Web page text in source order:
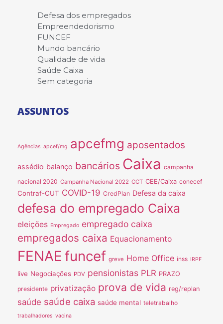
Defesa dos empregados
Empreendedorismo
FUNCEF
Mundo bancário
Qualidade de vida
Saúde Caixa
Sem categoria
ASSUNTOS
Agências apcef/mg apcefmg aposentados
assédio balanço bancários Caixa campanha
nacional 2020 Campanha Nacional 2022 CCT CEE/Caixa conecef
Contraf-CUT COVID-19 CredPlan Defesa da caixa
defesa do empregado Caixa
eleições Empregado empregado caixa
empregados caixa Equacionamento
FENAE funcef greve Home Office inss IRPF
live Negociações PDV pensionistas PLR PRAZO
presidente privatização prova de vida reg/replan
saúde saúde caixa saúde mental teletrabalho
trabalhadores vacina